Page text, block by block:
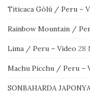
Titicaca Gölü / Peru –
Rainbow Mountain /
Lima / Peru – Video 28
Machu Picchu / Peru –
SONBAHARDA